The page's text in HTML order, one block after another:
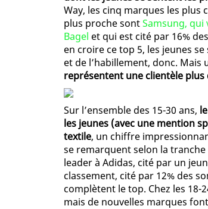
Way, les cinq marques les plus
plus proche sontSamsung, qui
Bagel et qui est cité par 16%
en croire ce top 5, les jeunes
et de l’habillement, donc.
représentent une clientèle plus
Sur l’ensemble des 15-30 ans,
les jeunes (avec une mention
textile, un chiffre
se remarquent selon la tranche
leader à Adidas, cité par un
classement, cité par 12% des
complètent le top. Chez les 18-
mais de nouvelles marques